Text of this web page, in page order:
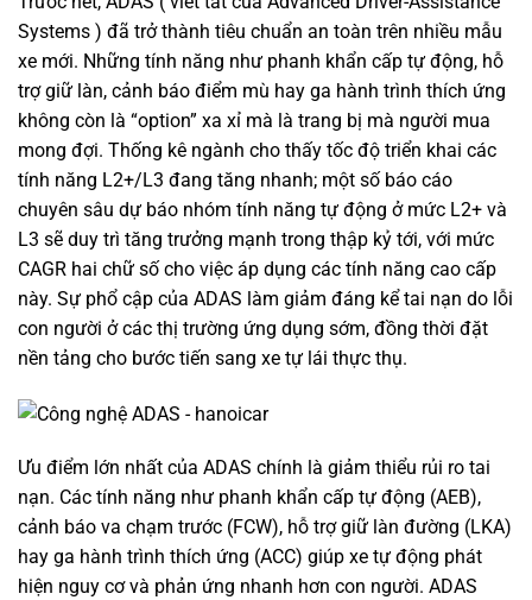
Systems ) đã trở thành tiêu chuẩn an toàn trên nhiều mẫu
xe mới. Những tính năng như phanh khẩn cấp tự động, hỗ
trợ giữ làn, cảnh báo điểm mù hay ga hành trình thích ứng
không còn là “option” xa xỉ mà là trang bị mà người mua
mong đợi. Thống kê ngành cho thấy tốc độ triển khai các
tính năng L2+/L3 đang tăng nhanh; một số báo cáo
chuyên sâu dự báo nhóm tính năng tự động ở mức L2+ và
L3 sẽ duy trì tăng trưởng mạnh trong thập kỷ tới, với mức
CAGR hai chữ số cho việc áp dụng các tính năng cao cấp
này. Sự phổ cập của ADAS làm giảm đáng kể tai nạn do lỗi
con người ở các thị trường ứng dụng sớm, đồng thời đặt
nền tảng cho bước tiến sang xe tự lái thực thụ.
Ưu điểm lớn nhất của ADAS chính là giảm thiểu rủi ro tai
nạn. Các tính năng như phanh khẩn cấp tự động (AEB),
cảnh báo va chạm trước (FCW), hỗ trợ giữ làn đường (LKA)
hay ga hành trình thích ứng (ACC) giúp xe tự động phát
hiện nguy cơ và phản ứng nhanh hơn con người. ADAS